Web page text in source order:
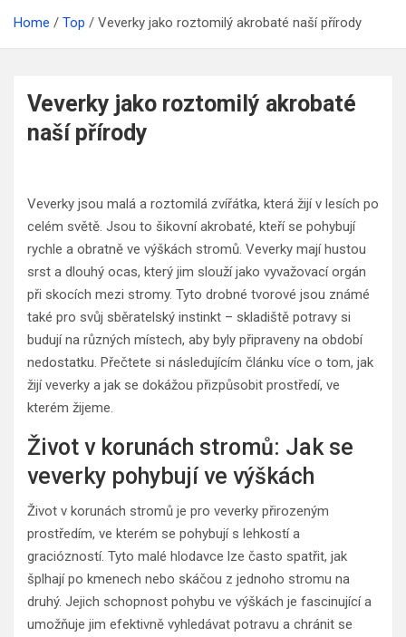
Home Top Veverky jako roztomilý akrobaté naší přírody
Veverky jako roztomilý akrobaté
naší přírody
Veverky jsou malá a roztomilá zvířátka, která žijí v lesích po
celém světě. Jsou to šikovní akrobaté, kteří se pohybují
rychle a obratně ve výškách stromů. Veverky mají hustou
srst a dlouhý ocas, který jim slouží jako vyvažovací orgán
při skocích mezi stromy. Tyto drobné tvorové jsou známé
také pro svůj sběratelský instinkt – skladiště potravy si
budují na různých místech, aby byly připraveny na období
nedostatku. Přečtete si následujícím článku více o tom, jak
žijí veverky a jak se dokážou přizpůsobit prostředí, ve
kterém žijeme.
Život v korunách stromů: Jak se
veverky pohybují ve výškách
Život v korunách stromů je pro veverky přirozeným
prostředím, ve kterém se pohybují s lehkostí a
graciózností. Tyto malé hlodavce lze často spatřit, jak
šplhají po kmenech nebo skáčou z jednoho stromu na
druhý. Jejich schopnost pohybu ve výškách je fascinující a
umožňuje jim efektivně vyhledávat potravu a chránit se